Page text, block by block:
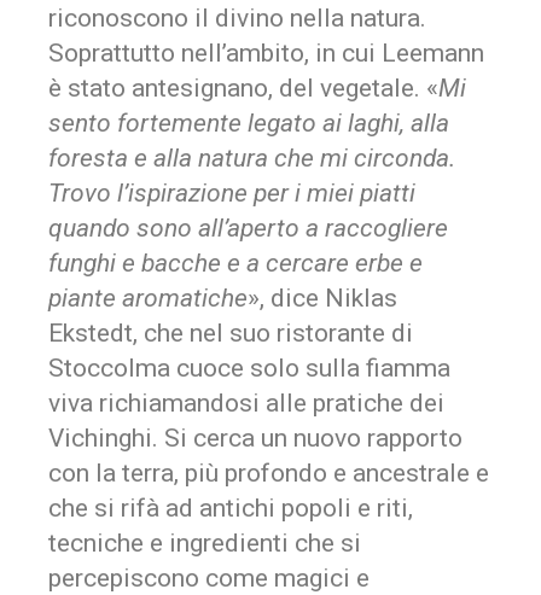
riconoscono il divino nella natura.
Soprattutto nell’ambito, in cui Leemann
è stato antesignano, del vegetale. «Mi
sento fortemente legato ai laghi, alla
foresta e alla natura che mi circonda.
Trovo l’ispirazione per i miei piatti
quando sono all’aperto a raccogliere
funghi e bacche e a cercare erbe e
piante aromatiche», dice Niklas
Ekstedt, che nel suo ristorante di
Stoccolma cuoce solo sulla fiamma
viva richiamandosi alle pratiche dei
Vichinghi. Si cerca un nuovo rapporto
con la terra, più profondo e ancestrale e
che si rifà ad antichi popoli e riti,
tecniche e ingredienti che si
percepiscono come magici e